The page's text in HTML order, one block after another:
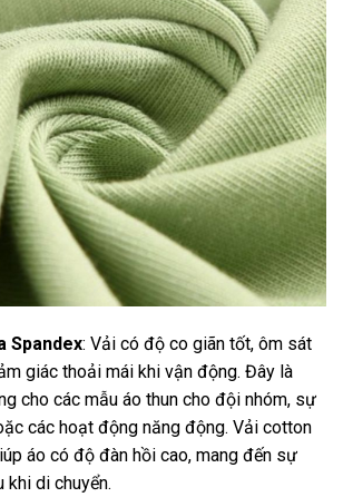
Spandex: Vải có độ co giãn tốt, ôm sát
giác thoải mái khi vận động. Đây là
cho các mẫu áo thun cho đội nhóm, sự
các hoạt động năng động. Vải cotton
áo có độ đàn hồi cao, mang đến sự
di chuyển.